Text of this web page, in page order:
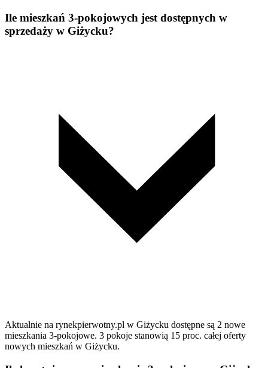
Ile mieszkań 3-pokojowych jest dostępnych w
sprzedaży w Giżycku?
Aktualnie na rynekpierwotny.pl w Giżycku dostępne są 2 nowe
mieszkania 3-pokojowe. 3 pokoje stanowią 15 proc. całej oferty
nowych mieszkań w Giżycku.